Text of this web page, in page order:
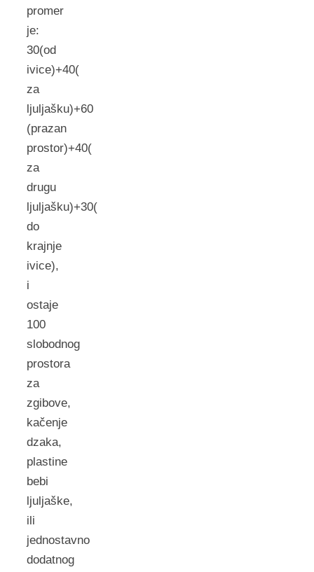
promer
je:
30(od
ivice)+40(
za
ljuljašku)+60
(prazan
prostor)+40(
za
drugu
ljuljašku)+30(
do
krajnje
ivice),
i
ostaje
100
slobodnog
prostora
za
zgibove,
kačenje
dzaka,
plastine
bebi
ljuljaške,
ili
jednostavno
dodatnog